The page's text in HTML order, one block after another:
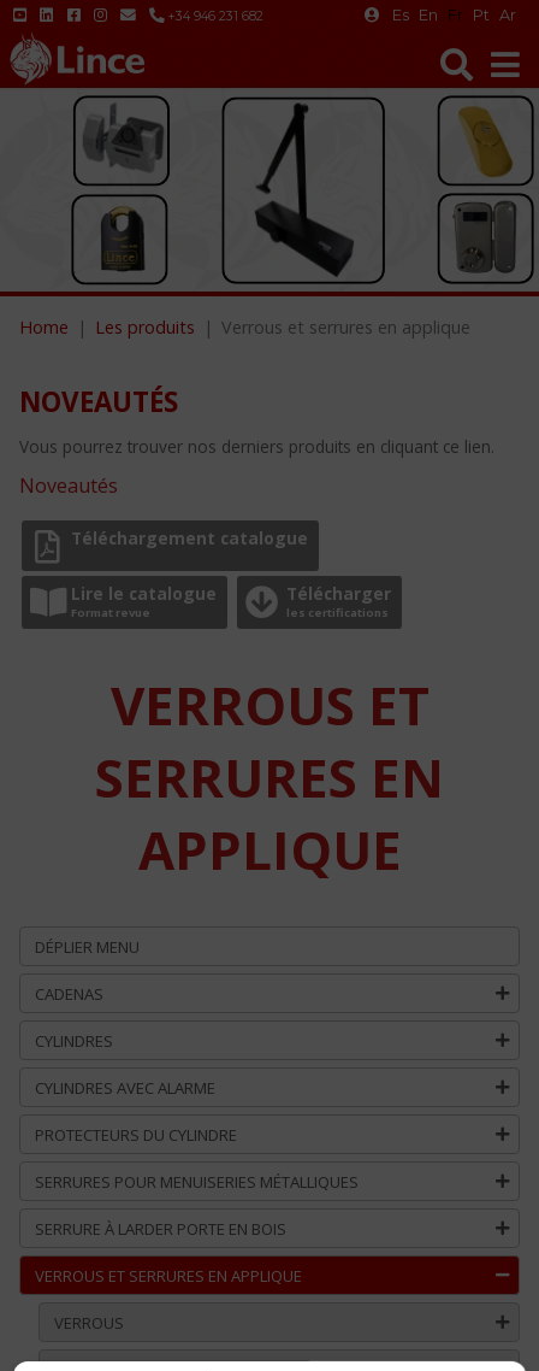
+34 946 231 682 Es En Fr Pt Ar
Home Les produits Verrous et serrures en applique
NOVEAUTÉS
Vous pourrez trouver nos derniers produits en cliquant ce lien.
Noveautés
Téléchargement catalogue
Lire le catalogue
Format revue
Télécharger
les certifications
VERROUS ET
SERRURES EN
APPLIQUE
DÉPLIER MENU
CADENAS
CYLINDRES
CYLINDRES AVEC ALARME
PROTECTEURS DU CYLINDRE
SERRURES POUR MENUISERIES MÉTALLIQUES
SERRURE À LARDER PORTE EN BOIS
VERROUS ET SERRURES EN APPLIQUE
VERROUS